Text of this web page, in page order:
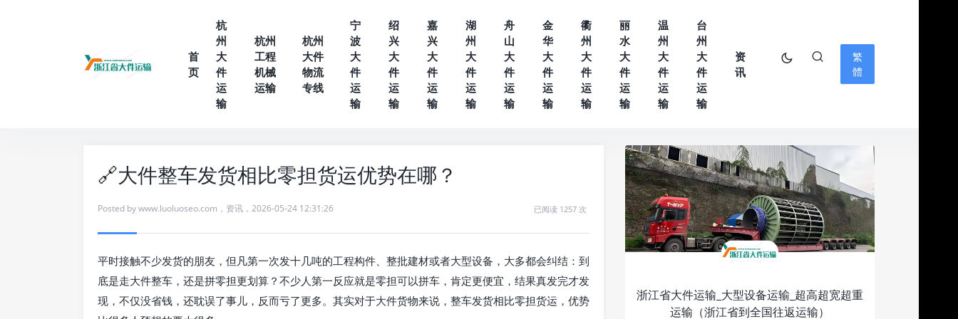
首
页
杭
州
大
件
运
输
杭州
工程
机械
运输
杭州
大件
物流
专线
宁
波
大
件
运
输
绍
兴
大
件
运
输
嘉
兴
大
件
运
输
湖
州
大
件
运
输
舟
山
大
件
运
输
金
华
大
件
运
输
衢
州
大
件
运
输
丽
水
大
件
运
输
温
州
大
件
运
输
台
州
大
件
运
输
资
讯
繁
體
🔗大件整车发货相比零担货运优势在哪？
Posted bywww.luoluoseo.com ， 资讯 ， 2026-05-24 12:31:26 已阅读 1257 次
平时接触不少发货的朋友，但凡第一次发十几吨的工程构件、整批建材或者大型设备，大多都会纠结：到
底是走大件整车，还是拼零担更划算？不少人第一反应就是零担可以拼车，肯定更便宜，结果真发完才发
现，不仅没省钱，还耽误了事儿，反而亏了更多。其实对于大件货物来说，整车发货相比零担货运，优势
浙江省大件运输_大型设备运输_超高超宽超重
运输（浙江省到全国往返运输）